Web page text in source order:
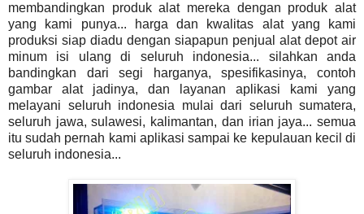
membandingkan produk alat mereka dengan produk alat
yang kami punya... harga dan kwalitas alat yang kami
produksi siap diadu dengan siapapun penjual alat depot air
minum isi ulang di seluruh indonesia... silahkan anda
bandingkan dari segi harganya, spesifikasinya, contoh
gambar alat jadinya, dan layanan aplikasi kami yang
melayani seluruh indonesia mulai dari seluruh sumatera,
seluruh jawa, sulawesi, kalimantan, dan irian jaya... semua
itu sudah pernah kami aplikasi sampai ke kepulauan kecil di
seluruh indonesia...